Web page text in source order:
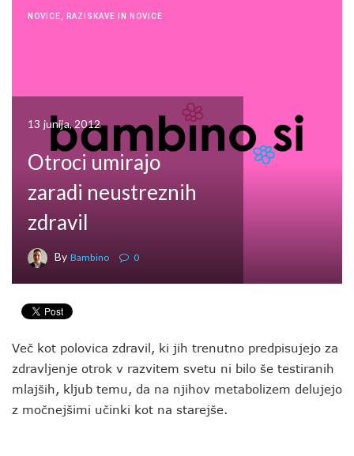
NOVICE RAZISKAVE IN NOVICE
13 junija, 2012
Otroci umirajo
zaradi neustreznih
zdravil
By Bambino 0
Več kot polovica zdravil, ki jih trenutno predpisujejo za
zdravljenje otrok v razvitem svetu ni bilo še testiranih
mlajših, kljub temu, da na njihov metabolizem delujejo
z močnejšimi učinki kot na starejše.